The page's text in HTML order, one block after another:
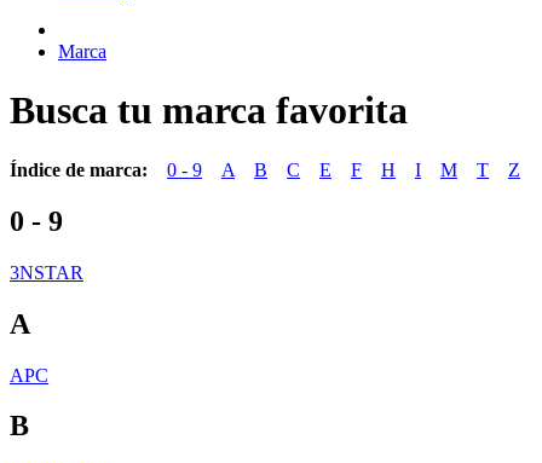
Marca
Busca tu marca favorita
Índice de marca: 0 - 9 A B C E F H I M T Z
0 - 9
3NSTAR
A
APC
B